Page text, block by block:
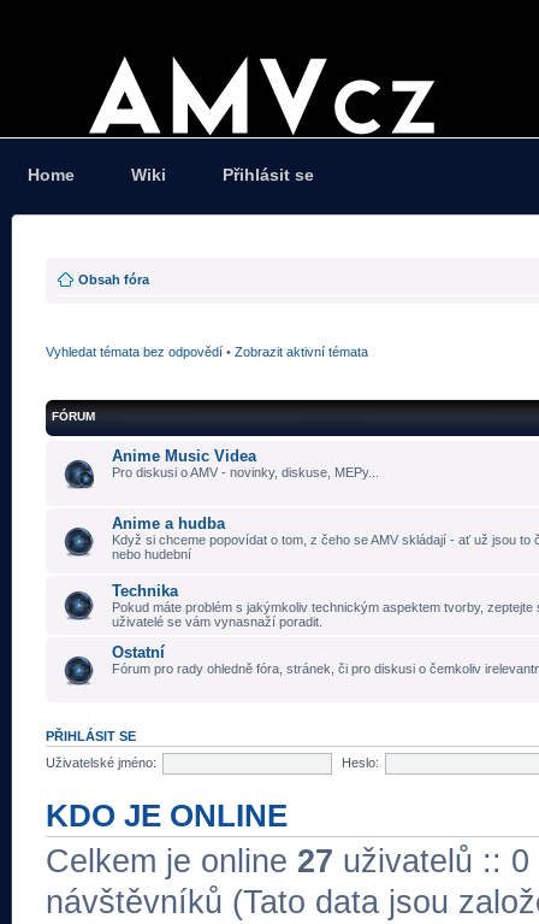
Home Wiki Přihlásit se
Obsah fóra
Vyhledat témata bez odpovědí • Zobrazit aktivní témata
FÓRUM
Anime Music Videa
Pro diskusi o AMV - novinky, diskuse, MEPy...
Anime a hudba
Když si chceme popovídat o tom, z čeho se AMV skládají - ať už jsou to
nebo hudební
Technika
Pokud máte problém s jakýmkoliv technickým aspektem tvorby, zeptejte
uživatelé se vám vynasnaží poradit.
Ostatní
Fórum pro rady ohledně fóra, stránek, či pro diskusi o čemkoliv
PŘIHLÁSIT SE
Uživatelské jméno:
Heslo:
KDO JE ONLINE
Celkem je online 27 uživatelů ::
návštěvníků (Tato data jsou